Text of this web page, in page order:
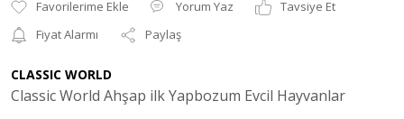
Yorum Yaz
Tavsiye Et
Fiyat Alarmı
Paylaş
CLASSIC WORLD
Classic World Ahşap ilk Yapbozum Evcil Hayvanlar